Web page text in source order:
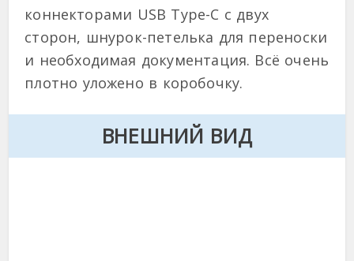
коннекторами USB Type-C с двух
сторон, шнурок-петелька для переноски
и необходимая документация. Всё очень
плотно уложено в коробочку.
ВНЕШНИЙ ВИД